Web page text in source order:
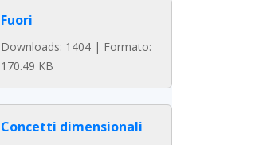
Fuori
Downloads: 1404 | Formato:
170.49 KB
Concetti dimensionali